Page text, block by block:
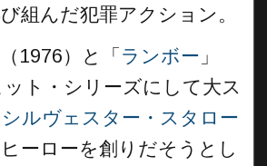
組んだ犯罪アクション。
（1976）と「 ランボー 」
ット・シリーズにして大ス
シルヴェスター・スタロー
ーローを創りだそうとし